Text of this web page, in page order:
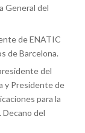
General del
de ENATIC
de Barcelona.
del
y Presidente de
para la
Decano del